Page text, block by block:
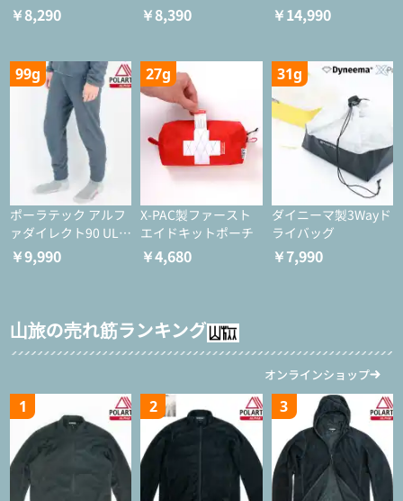
￥8,290 ￥8,390 ￥14,990
99g
ポーラテック アルフ
ァダイレクト90 ULタ
イツ
￥9,990
27g
X-PAC製ファースト
エイドキットポーチ
￥4,680
31g
ダイニーマ製3Wayド
ライバッグ
￥7,990
山旅の売れ筋ランキング
オンラインショップ
1 2 3